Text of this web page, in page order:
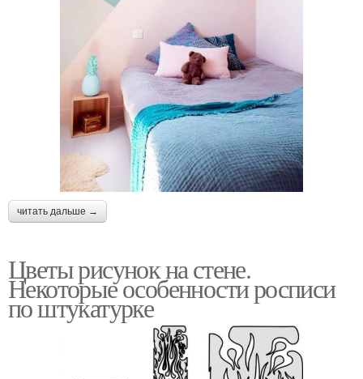
читать дальше →
Цветы рисунок на стене.
Некоторые особенности росписи
по штукатурке